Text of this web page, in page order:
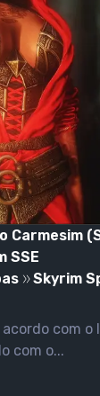
Carmesim
SSE
Skyrim
com o...